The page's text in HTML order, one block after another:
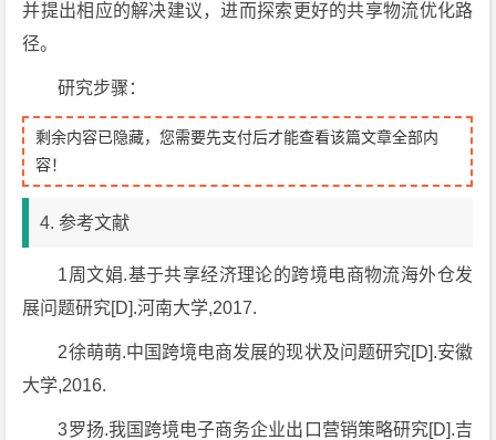
并提出相应的解决建议，进而探索更好的共享物流优化路
径。
研究步骤：
剩余内容已隐藏，您需要先支付后才能查看该篇文章全部内
容！
4. 参考文献
1周文娟.基于共享经济理论的跨境电商物流海外仓发
展问题研究[D].河南大学,2017.
2徐萌萌.中国跨境电商发展的现状及问题研究[D].安徽
大学,2016.
3罗扬.我国跨境电子商务企业出口营销策略研究[D].吉